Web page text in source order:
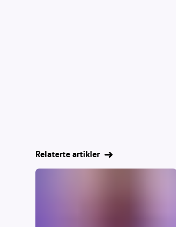
Relaterte artikler